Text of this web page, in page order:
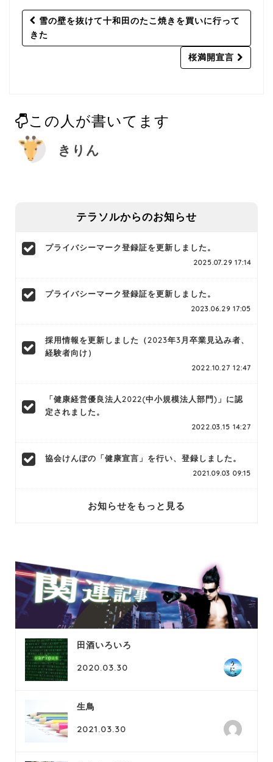
Post
navigation
雪の壁を抜けて十和田のたこ焼きを買いに行って
きた
桜満開宣言
この人が書いてます
きりん
テラソルからのお知らせ
プライバシーマーク登録証を更新しました。
2025.07.29 17:14
プライバシーマーク登録証を更新しました。
2023.06.29 17:05
採用情報を更新しました（2023年3月卒業見込み者、
経験者向け）
2022.10.27 12:47
「健康経営優良法人2022(中小規模法人部門)」に認
定されました。
2022.03.15 14:27
協会けんぽの「健康宣言」を行い、登録しました。
2021.09.03 09:15
お知らせをもっと見る
田酒いろいろ
2020.03.30
生鳥
2021.03.30